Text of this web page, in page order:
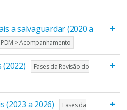
+
a salvaguardar (2020 a
> Acompanhamento
+
(2022)
Fases da Revisão do
+
(2023 a 2026)
Fases da